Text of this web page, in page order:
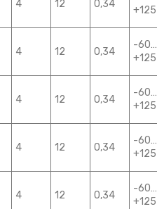
4 12 0,34
+125
4 12 0,34
-60…
+125
4 12 0,34
-60…
+125
4 12 0,34
-60…
+125
4 12 0,34
-60…
+125